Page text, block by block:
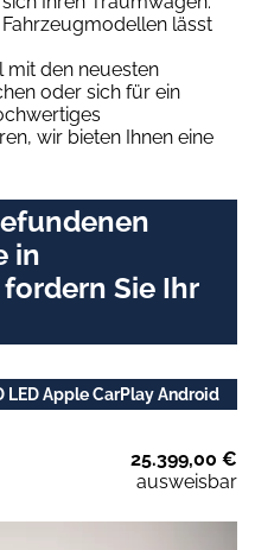
lässt
mit den neuesten
oder sich für ein
wir bieten Ihnen eine
in
Sie Ihr
LED Apple CarPlay Android
25.399,00 €
ausweisbar